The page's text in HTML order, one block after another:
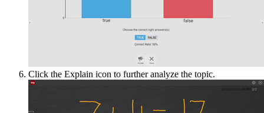
Click the Explain icon to further analyze the topic.